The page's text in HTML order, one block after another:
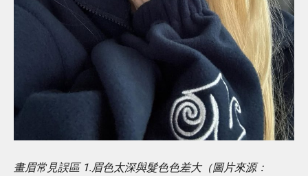
畫眉常見誤區 1.眉色太深與髮色色差大（圖片來源：